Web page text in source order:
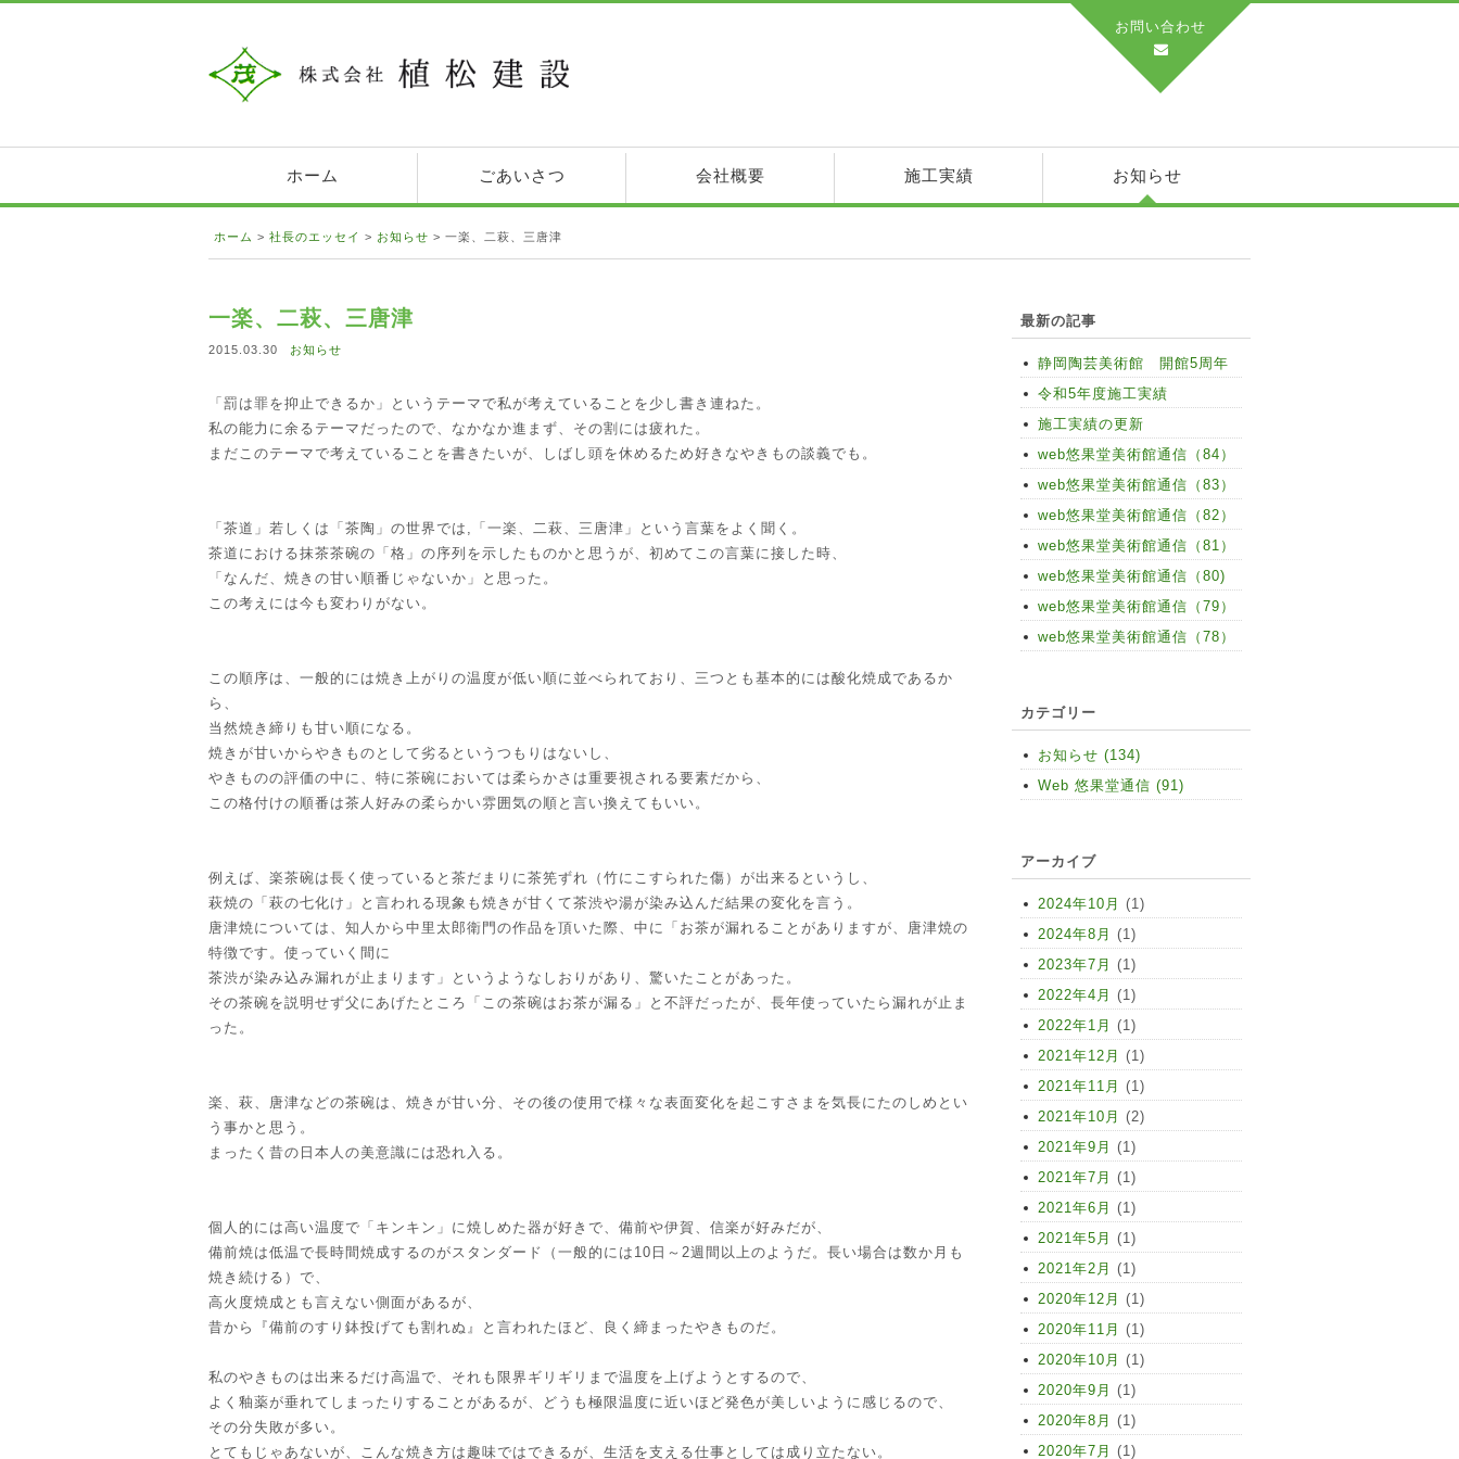
お問い合わせ
ホーム ごあいさつ 会社概要 施工実績 お知らせ
ホーム > 社長のエッセイ > お知らせ > 一楽、二萩、三唐津
一楽、二萩、三唐津
2015.03.30 お知らせ
「罰は罪を抑止できるか」というテーマで私が考えていることを少し書き連ねた。
私の能力に余るテーマだったので、なかなか進まず、その割には疲れた。
まだこのテーマで考えていることを書きたいが、しばし頭を休めるため好きなやきもの談義でも。
「茶道」若しくは「茶陶」の世界では,「一楽、二萩、三唐津」という言葉をよく聞く。
茶道における抹茶茶碗の「格」の序列を示したものかと思うが、初めてこの言葉に接した時、
「なんだ、焼きの甘い順番じゃないか」と思った。
この考えには今も変わりがない。
この順序は、一般的には焼き上がりの温度が低い順に並べられており、三つとも基本的には酸化焼成であるか
ら、
当然焼き締りも甘い順になる。
焼きが甘いからやきものとして劣るというつもりはないし、
やきものの評価の中に、特に茶碗においては柔らかさは重要視される要素だから、
この格付けの順番は茶人好みの柔らかい雰囲気の順と言い換えてもいい。
例えば、楽茶碗は長く使っていると茶だまりに茶筅ずれ（竹にこすられた傷）が出来るというし、
萩焼の「萩の七化け」と言われる現象も焼きが甘くて茶渋や湯が染み込んだ結果の変化を言う。
唐津焼については、知人から中里太郎衛門の作品を頂いた際、中に「お茶が漏れることがありますが、唐津焼の
特徴です。使っていく間に
茶渋が染み込み漏れが止まります」というようなしおりがあり、驚いたことがあった。
その茶碗を説明せず父にあげたところ「この茶碗はお茶が漏る」と不評だったが、長年使っていたら漏れが止ま
った。
楽、萩、唐津などの茶碗は、焼きが甘い分、その後の使用で様々な表面変化を起こすさまを気長にたのしめとい
う事かと思う。
まったく昔の日本人の美意識には恐れ入る。
個人的には高い温度で「キンキン」に焼しめた器が好きで、備前や伊賀、信楽が好みだが、
備前焼は低温で長時間焼成するのがスタンダード（一般的には10日～2週間以上のようだ。長い場合は数か月も
焼き続ける）で、
高火度焼成とも言えない側面があるが、
昔から『備前のすり鉢投げても割れぬ』と言われたほど、良く締まったやきものだ。
私のやきものは出来るだけ高温で、それも限界ギリギリまで温度を上げようとするので、
よく釉薬が垂れてしまったりすることがあるが、どうも極限温度に近いほど発色が美しいように感じるので、
その分失敗が多い。
とてもじゃあないが、こんな焼き方は趣味ではできるが、生活を支える仕事としては成り立たない。
最新の記事
静岡陶芸美術館 開館5周年
令和5年度施工実績
施工実績の更新
web悠果堂美術館通信（84）
web悠果堂美術館通信（83）
web悠果堂美術館通信（82）
web悠果堂美術館通信（81）
web悠果堂美術館通信（80)
web悠果堂美術館通信（79）
web悠果堂美術館通信（78）
カテゴリー
お知らせ (134)
Web 悠果堂通信 (91)
アーカイブ
2024年10月 (1)
2024年8月 (1)
2023年7月 (1)
2022年4月 (1)
2022年1月 (1)
2021年12月 (1)
2021年11月 (1)
2021年10月 (2)
2021年9月 (1)
2021年7月 (1)
2021年6月 (1)
2021年5月 (1)
2021年2月 (1)
2020年12月 (1)
2020年11月 (1)
2020年10月 (1)
2020年9月 (1)
2020年8月 (1)
2020年7月 (1)